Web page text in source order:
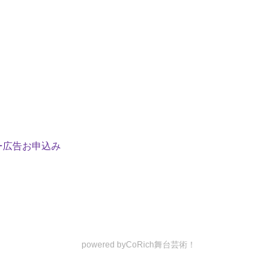
広告お申込み
powered byCoRich舞台芸術！